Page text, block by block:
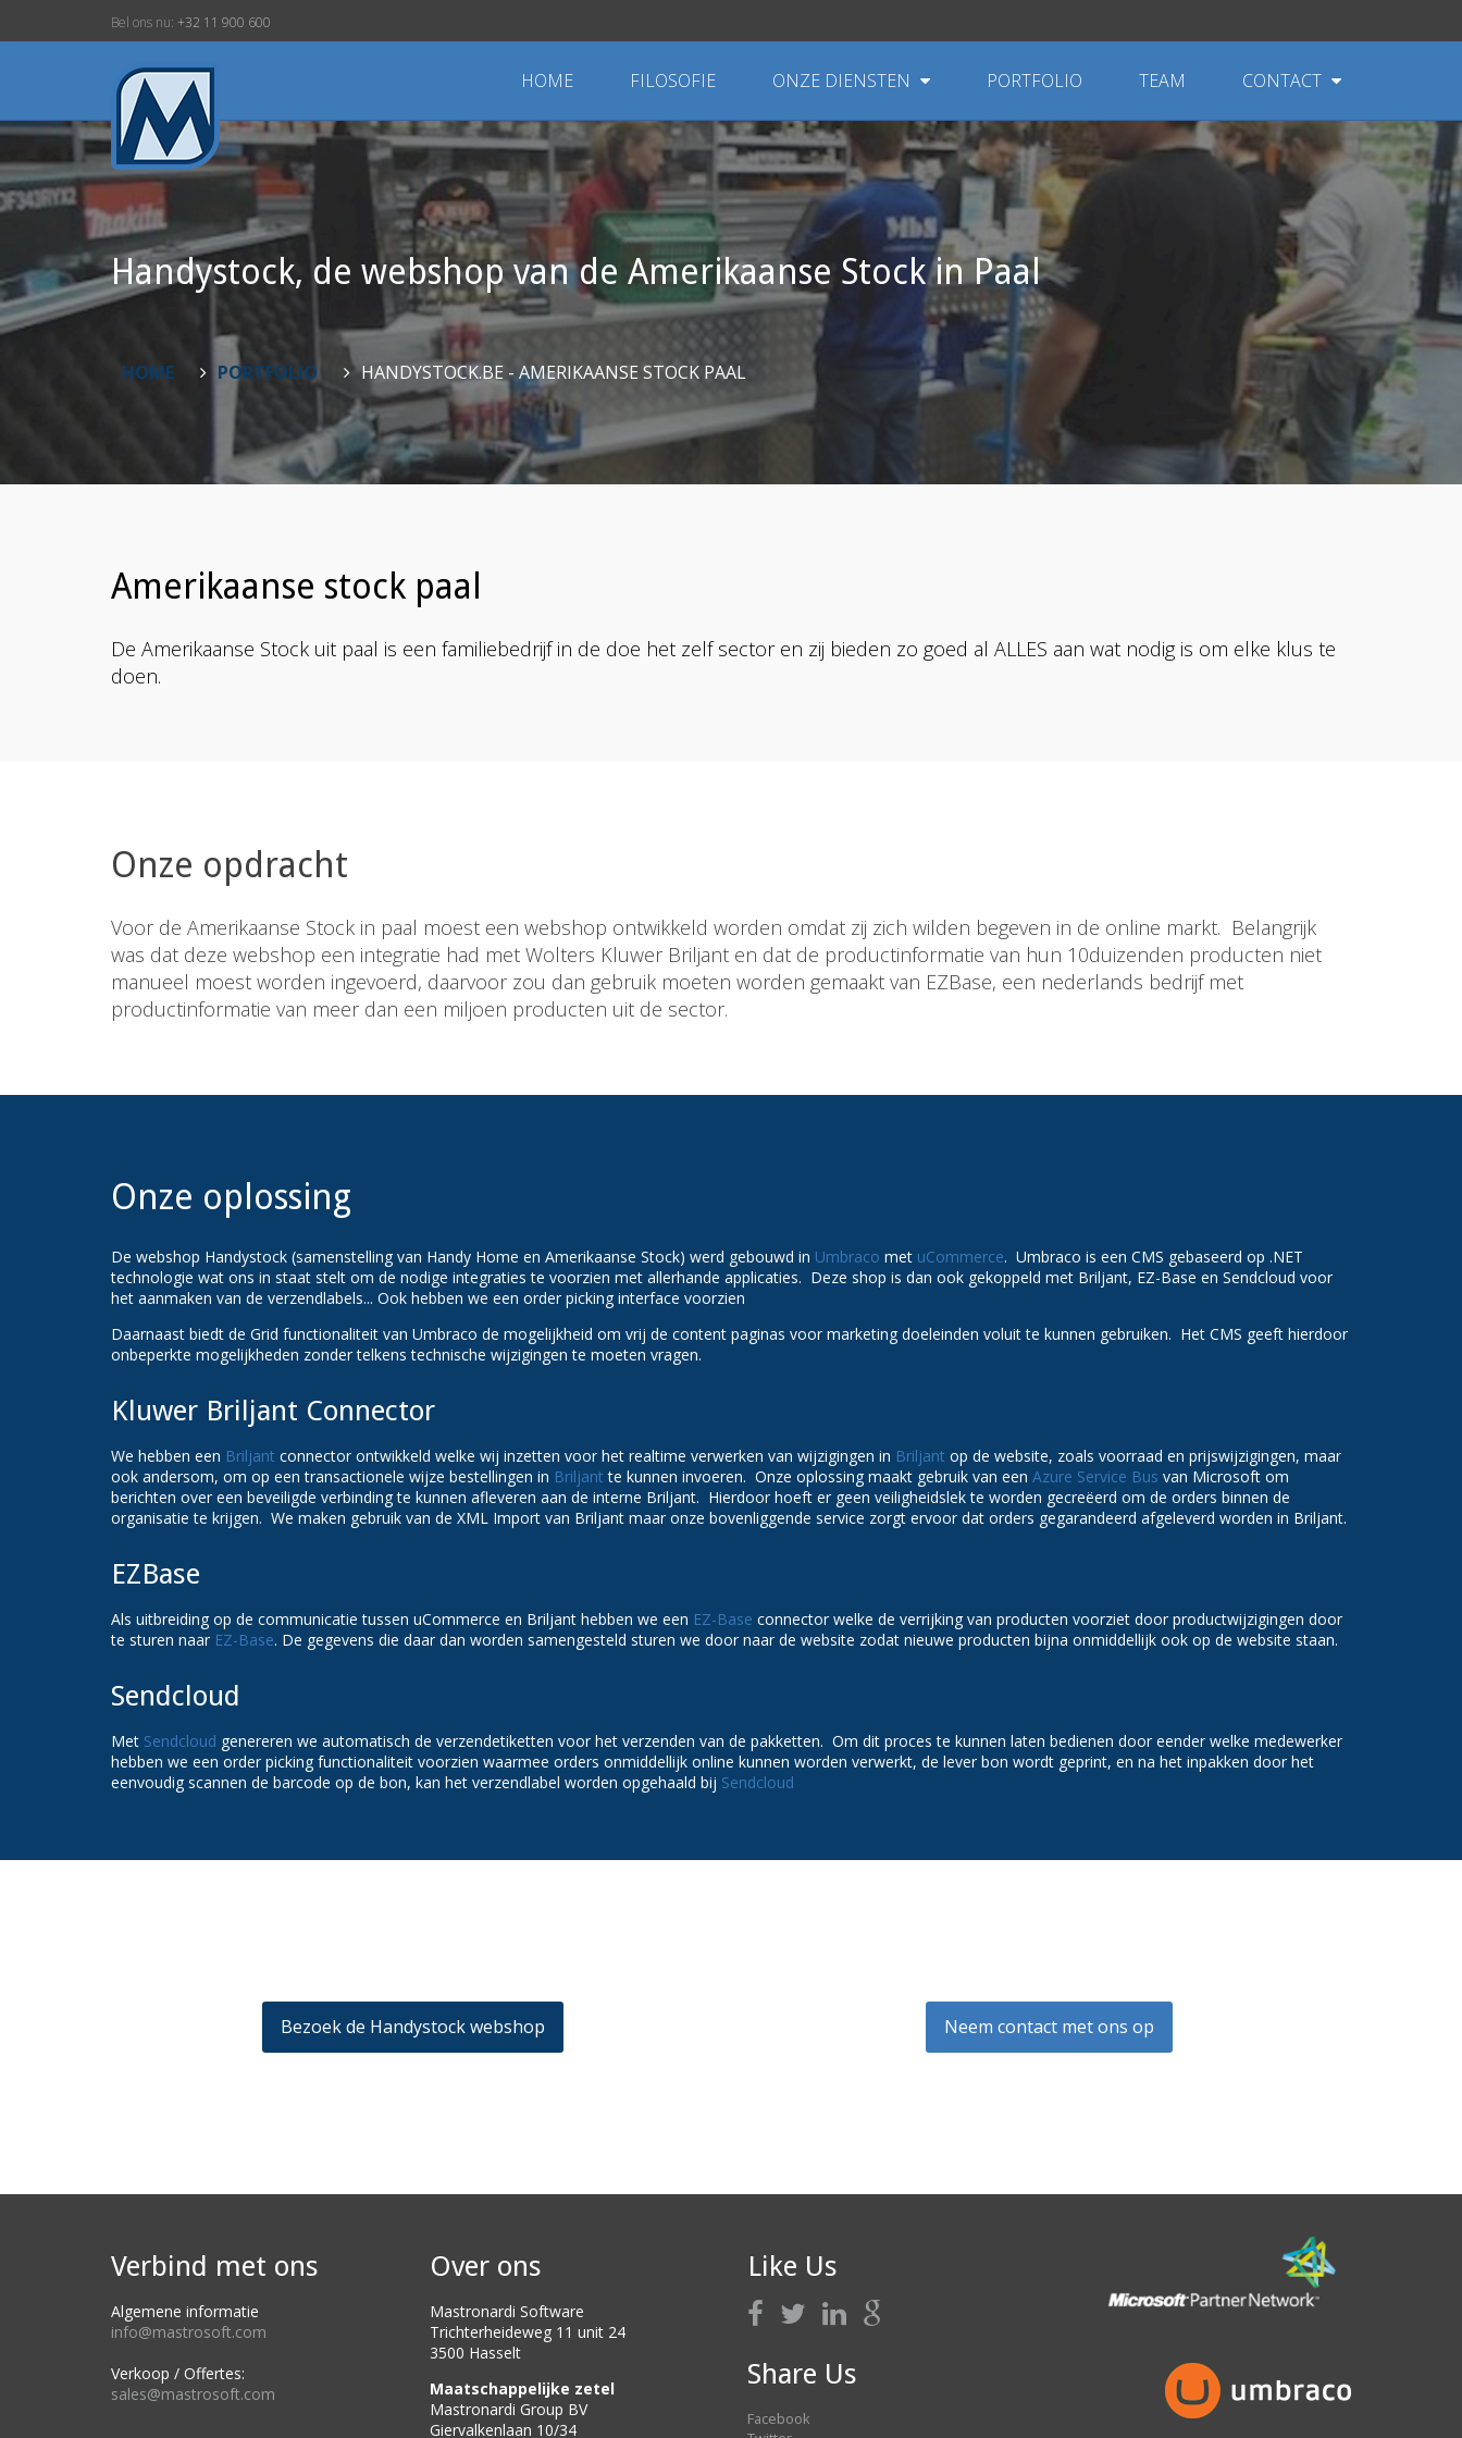
Bel ons nu: +32 11 900 600
HOME FILOSOFIE ONZE DIENSTEN PORTFOLIO TEAM CONTACT
Handystock, de webshop van de Amerikaanse Stock in Paal
HOME PORTFOLIO HANDYSTOCK.BE - AMERIKAANSE STOCK PAAL
Amerikaanse stock paal
De Amerikaanse Stock uit paal is een familiebedrijf in de doe het zelf sector en zij bieden zo goed al ALLES aan wat nodig is om elke klus te
doen.
Onze opdracht
Voor de Amerikaanse Stock in paal moest een webshop ontwikkeld worden omdat zij zich wilden begeven in de online markt. Belangrijk
was dat deze webshop een integratie had met Wolters Kluwer Briljant en dat de productinformatie van hun 10duizenden producten niet
manueel moest worden ingevoerd, daarvoor zou dan gebruik moeten worden gemaakt van EZBase, een nederlands bedrijf met
productinformatie van meer dan een miljoen producten uit de sector.
Onze oplossing
De webshop Handystock (samenstelling van Handy Home en Amerikaanse Stock) werd gebouwd in Umbraco met uCommerce. Umbraco is een CMS gebaseerd op .NET
technologie wat ons in staat stelt om de nodige integraties te voorzien met allerhande applicaties. Deze shop is dan ook gekoppeld met Briljant, EZ-Base en Sendcloud voor
het aanmaken van de verzendlabels... Ook hebben we een order picking interface voorzien
Daarnaast biedt de Grid functionaliteit van Umbraco de mogelijkheid om vrij de content paginas voor marketing doeleinden voluit te kunnen gebruiken. Het CMS geeft hierdoor
onbeperkte mogelijkheden zonder telkens technische wijzigingen te moeten vragen.
Kluwer Briljant Connector
We hebben een Briljant connector ontwikkeld welke wij inzetten voor het realtime verwerken van wijzigingen in Briljant op de website, zoals voorraad en prijswijzigingen, maar
ook andersom, om op een transactionele wijze bestellingen in Briljantte kunnen invoeren. Onze oplossing maakt gebruik van een Azure Service Bus van Microsoft om
berichten over een beveiligde verbinding te kunnen afleveren aan de interne Briljant. Hierdoor hoeft er geen veiligheidslek te worden gecreëerd om de orders binnen de
organisatie te krijgen. We maken gebruik van de XML Import van Briljant maar onze bovenliggende service zorgt ervoor dat orders gegarandeerd afgeleverd worden in Briljant.
EZBase
Als uitbreiding op de communicatie tussen uCommerce en Briljant hebben we een EZ-Base connector welke de verrijking van producten voorziet door productwijzigingen door
te sturen naar EZ-Base. De gegevens die daar dan worden samengesteld sturen we door naar de website zodat nieuwe producten bijna onmiddellijk ook op de website staan.
Sendcloud
Met Sendcloud genereren we automatisch de verzendetiketten voor het verzenden van de pakketten. Om dit proces te kunnen laten bedienen door eender welke medewerker
hebben we een order picking functionaliteit voorzien waarmee orders onmiddellijk online kunnen worden verwerkt, de lever bon wordt geprint, en na het inpakken door het
eenvoudig scannen de barcode op de bon, kan het verzendlabel worden opgehaald bij Sendcloud
Bezoek de Handystock webshop Neem contact met ons op
Verbind met ons
Algemene informatie
info@mastrosoft.com
Verkoop / Offertes:
sales@mastrosoft.com
Over ons
Mastronardi Software
Trichterheideweg 11 unit 24
3500 Hasselt
Maatschappelijke zetel
Mastronardi Group BV
Giervalkenlaan 10/34
Like Us
Share Us
Facebook